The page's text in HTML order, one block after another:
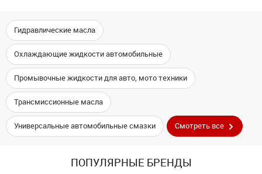
Гидравлические масла
Охлаждающие жидкости автомобильные
Промывочные жидкости для авто, мото техники
Трансмиссионные масла
Универсальные автомобильные смазки Смотреть все
ПОПУЛЯРНЫЕ БРЕНДЫ